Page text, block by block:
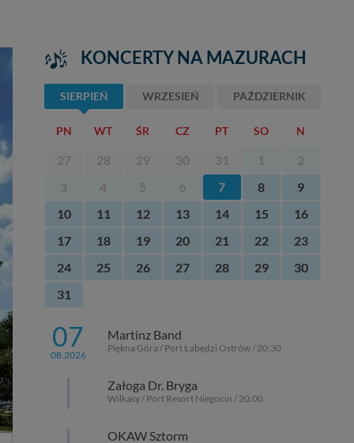
KONCERTY NA MAZURACH
SIERPIEŃ WRZESIEŃ PAŹDZIERNIK
PN WT ŚR CZ PT SO N
27 28 29 30 31 1
2
3
4 5 6 7 8
9
10
11 12 13 14 15
16
17
18 19 20 21 22
23
24
25 26 27 28 29
30
31
07
08.2026
Martinz Band
Piękna Góra / Port Łabędzi Ostrów / 20:30
Załoga Dr. Bryga
Wilkasy / Port Resort Niegocin / 20:00
OKAW Sztorm